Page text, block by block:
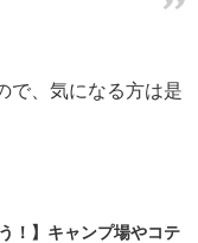
で、気になる方は是
！】キャンプ場やコテ